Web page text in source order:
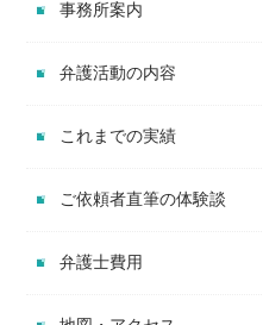
事務所案内
弁護活動の内容
これまでの実績
ご依頼者直筆の体験談
弁護士費用